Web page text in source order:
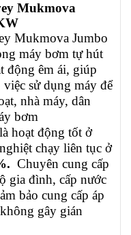
Mukmova
Mukmova Jumbo
máy bơm tự hút
động êm ái, giúp
sử dụng máy để
nhà máy, dân
bơm
hoạt động tốt ở
chạy liên tục ở
Chuyên cung cấp
gia đình, cấp nước
bảo cung cấp áp
gây gián